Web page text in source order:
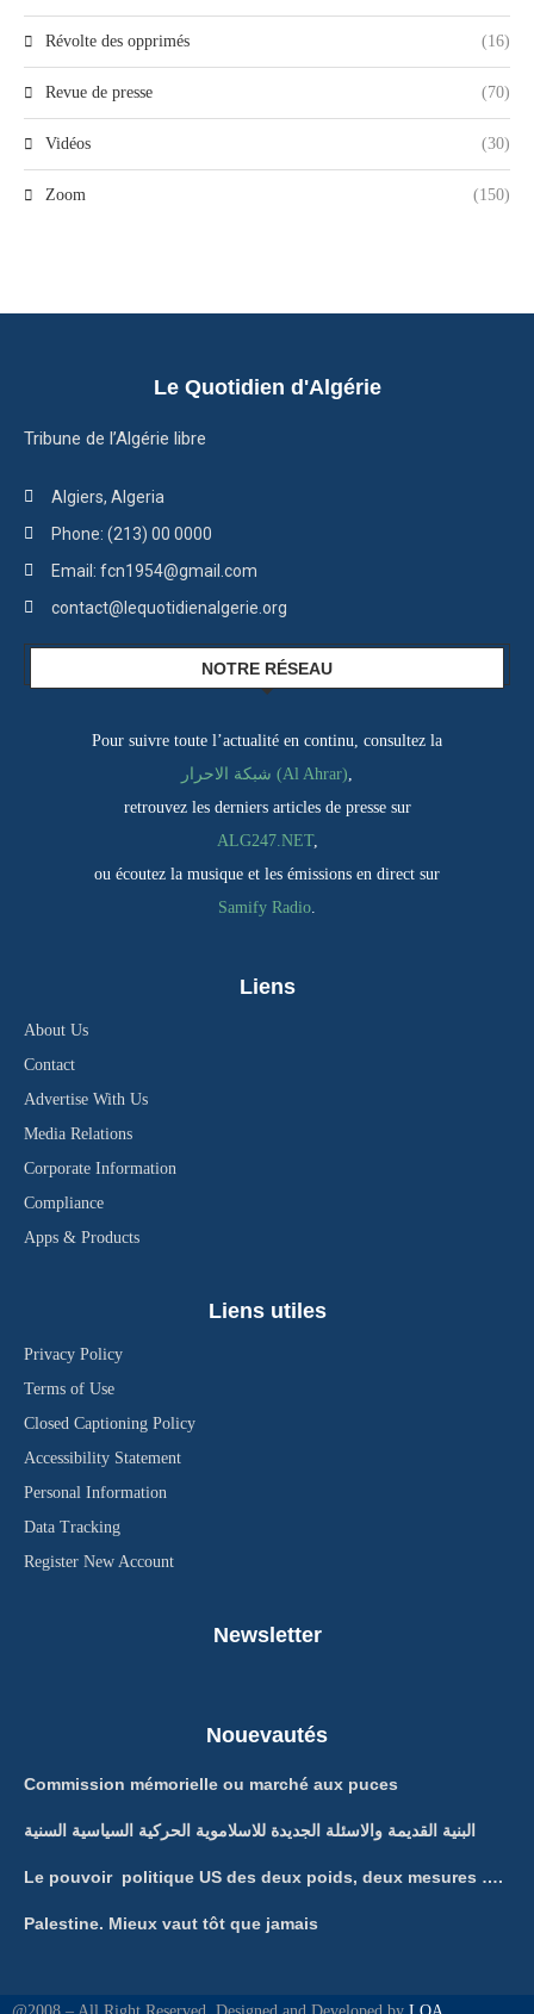
Révolte des opprimés (16)
Revue de presse (70)
Vidéos (30)
Zoom (150)
Le Quotidien d'Algérie
Tribune de l’Algérie libre
Algiers, Algeria
Phone: (213) 00 0000
Email: fcn1954@gmail.com
contact@lequotidienalgerie.org
NOTRE RÉSEAU
Pour suivre toute l’actualité en continu, consultez la
شبكة الاحرار (Al Ahrar),
retrouvez les derniers articles de presse sur
ALG247.NET,
ou écoutez la musique et les émissions en direct sur
Samify Radio.
Liens
About Us
Contact
Advertise With Us
Media Relations
Corporate Information
Compliance
Apps & Products
Liens utiles
Privacy Policy
Terms of Use
Closed Captioning Policy
Accessibility Statement
Personal Information
Data Tracking
Register New Account
Newsletter
Nouevautés
Commission mémorielle ou marché aux puces
البنية القديمة والاسئلة الجديدة للاسلاموية الحركية السياسية السنية
Le pouvoir politique US des deux poids, deux mesures ….
Palestine. Mieux vaut tôt que jamais